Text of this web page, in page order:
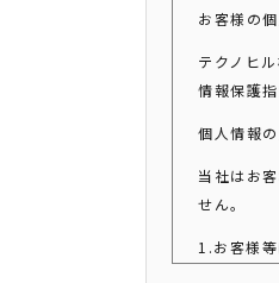
お客様の
テクノヒ
情報保護
個人情報
当社はお
せん。
1.お客様